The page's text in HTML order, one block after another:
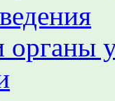
органы